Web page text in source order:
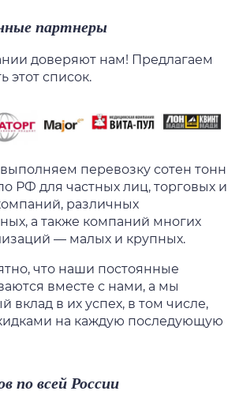
партнеры
доверяют нам! Предлагаем
этот список.
перевозку сотен тонн
РФ для частных лиц, торговых и
различных
а также компаний многих
— малых и крупных.
что наши постоянные
вместе с нами, а мы
вклад в их успех, в том числе,
на каждую последующую
по всей России